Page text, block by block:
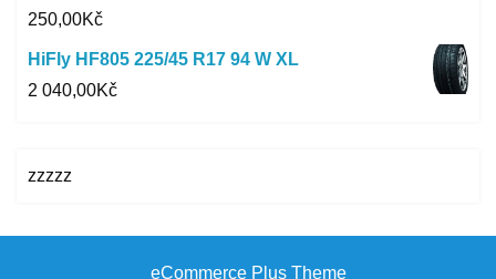
250,00Kč
HiFly HF805 225/45 R17 94 W XL
2 040,00Kč
zzzzz
eCommerce Plus Theme